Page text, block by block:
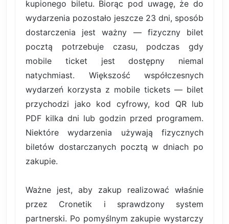
kupionego biletu. Biorąc pod uwagę, że do
wydarzenia pozostało jeszcze 23 dni, sposób
dostarczenia jest ważny — fizyczny bilet
pocztą potrzebuje czasu, podczas gdy
mobile ticket jest dostępny niemal
natychmiast. Większość współczesnych
wydarzeń korzysta z mobile tickets — bilet
przychodzi jako kod cyfrowy, kod QR lub
PDF kilka dni lub godzin przed programem.
Niektóre wydarzenia używają fizycznych
biletów dostarczanych pocztą w dniach po
zakupie.
Ważne jest, aby zakup realizować właśnie
przez Cronetik i sprawdzony system
partnerski. Po pomyślnym zakupie wystarczy